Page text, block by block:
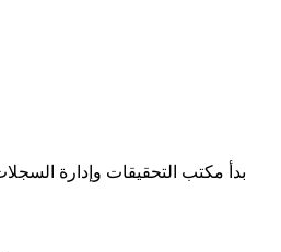
بدأ مكتب التحقيقات وإدارة